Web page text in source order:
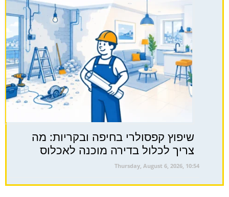
שיפוץ קפסולרי בחיפה ובקריות: מה
צריך לכלול בדירה מוכנה לאכלוס
Thursday, August 6, 2026, 10:54